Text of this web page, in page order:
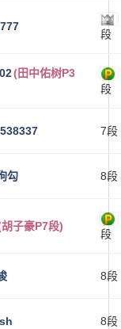
段
(田中佑树P3
段
7段
勾 8段
子豪P7段)
段
8段
8段